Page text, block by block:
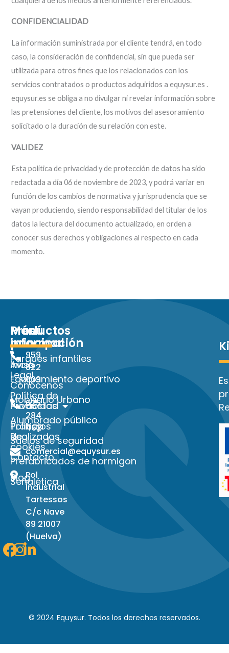
CONFIDENCIALIDAD
La información suministrada por el cliente tendrá, en todo
caso, la consideración de confidencial, sin que pueda ser
utilizada para otros fines que los relacionados con los
servicios contratados o productos adquiridos a equysur.es .
equysur.es se obliga a no divulgar ni revelar información sobre
las pretensiones del cliente, los motivos del asesoramiento
solicitado o la duración de su relación con este.
VALIDEZ
Esta política de privacidad y de protección de datos ha sido
redactada a día 06 de noviembre de 2023, y podrá variar en
función de los cambios de normativa y jurisprudencia que se
vayan produciendo, siendo responsabilidad del titular de los
datos la lectura del documento actualizado, en orden a
conocer sus derechos y obligaciones al respecto en cada
momento.
959
822
609
625
284
462
comercial@equysur.es
Pol
Industrial
Tartessos
C/c Nave
89 21007
(Huelva)
Facebook
Instagram
Linkedin-
Menú
principal
Inicio
Conócenos
Productos
Trabajos
Realizados
Contacto
Blog
Más
información
Aviso
Legal
Política de
Privacidad
Política
de
cookies
Productos
Parques infantiles
Equipamiento deportivo
Mobiliario Urbano
Alumbrado público
Suelos de seguridad
Prefabricados de hormigon
Señalética
© 2024 Equysur. Todos los derechos reservados.